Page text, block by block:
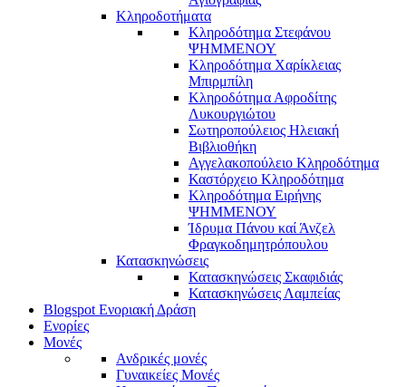
Κληροδοτήματα
Κληροδότημα Στεφάνου
ΨΗΜΜΕΝΟΥ
Κληροδότημα Χαρίκλειας
Μπιρμπίλη
Κληροδότημα Αφροδίτης
Λυκουργιώτου
Σωτηροπούλειος Ηλειακή
Βιβλιοθήκη
Αγγελακοπούλειο Κληροδότημα
Καστόρχειο Κληροδότημα
Κληροδότημα Ειρήνης
ΨΗΜΜΕΝΟΥ
Ίδρυμα Πάνου καί Άνζελ
Φραγκοδημητρόπουλου
Κατασκηνώσεις
Κατασκηνώσεις Σκαφιδιάς
Κατασκηνώσεις Λαμπείας
Blogspot Ενοριακή Δράση
Ενορίες
Μονές
Ανδρικές μονές
Γυναικείες Μονές